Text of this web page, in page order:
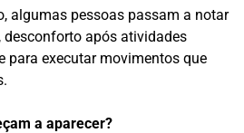
algumas pessoas passam a notar
desconforto após atividades
para executar movimentos que
a aparecer?